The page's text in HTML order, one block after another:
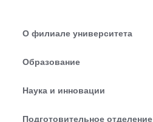
О филиале университета
Образование
Наука и инновации
Подготовительное отделение